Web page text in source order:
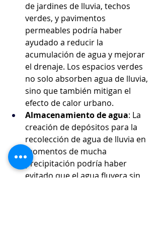
de jardines de lluvia, techos
verdes, y pavimentos
permeables podría haber
ayudado a reducir la
acumulación de agua y mejorar
el drenaje. Los espacios verdes
no solo absorben agua de lluvia,
sino que también mitigan el
efecto de calor urbano.
Almacenamiento de agua: La
creación de depósitos para la
recolección de agua de lluvia en
momentos de mucha
precipitación podría haber
evitado que el agua fluyera sin